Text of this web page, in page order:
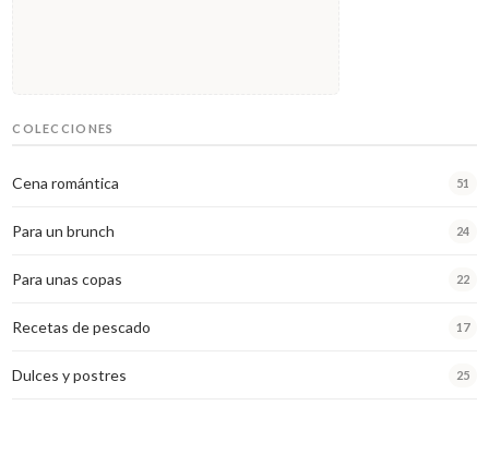
COLECCIONES
Cena romántica 51
Para un brunch 24
Para unas copas 22
Recetas de pescado 17
Dulces y postres 25